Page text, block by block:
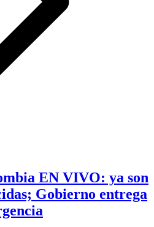
EN VIVO: ya son
Gobierno entrega